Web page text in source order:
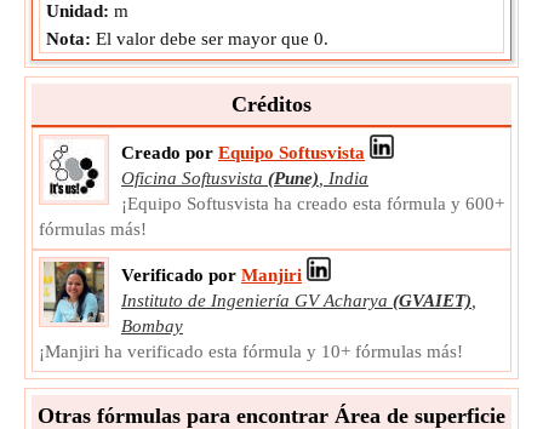
Unidad: m
Nota: El valor debe ser mayor que 0.
Créditos
Creado por Equipo Softusvista
Oficina Softusvista (Pune)
India
¡Equipo Softusvista ha creado esta fórmula y 600+
fórmulas más!
Verificado por Manjiri
Instituto de Ingeniería GV Acharya (GVAIET)
Bombay
¡Manjiri ha verificado esta fórmula y 10+ fórmulas más!
Otras fórmulas para encontrar Área de superficie